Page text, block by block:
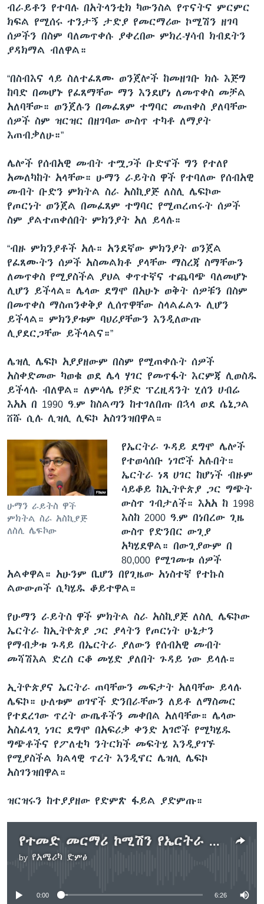
ብራይቶን የተባሉ በአትላንቲክ ካውንስል የጥናትና ምርምር
ክፍል የሚሰሩ ተንታኝ ታድያ የመርማሪው ኮሚሽን ዘገባ
ሰዎችን በስም ባለመጥቀሱ ያቀረበው ምክረ-ሃሳብ ክብደትን
ያዳክማል ብለዋል።
“በስብእና ላይ ስለተፈጸሙ ወንጀሎች ከመዘገቡ ክሱ እጅግ
ከባድ በመሆኑ የፈጸማቸው ማን እንደሆነ ለመጥቀስ መቻል
አለባቸው። ወንጀሉን በመፈጸም ተግባር መጠቀስ ያለባቸው
ሰዎች ስም ዝርዝር በዘገባው ውስጥ ተካቶ ለማያት
እጠብቃለሁ።”
ሌሎች የሰብአዊ መብት ተሟጋች ቡድኖች ግን የተለየ
አመለካከት አላቸው። ሁማን ራይትስ ዋች የተባለው የሰብአዊ
መብት ቡድን ምክትል ስራ አስኪያጅ ለስሊ ሌፍኮው
የጦርነት ወንጀል በመፈጸም ተግባር የሚጠረጠሩት ሰዎች
ስም ያልተጠቀሰበት ምክንያት አለ ይላሉ።
“ብዙ ምክንያቶች አሉ። አንደኛው ምክንያት ወንጀል
የፈጸሙትን ሰዎች አስመልክቶ ያላቸው ማስረጃ ስማቸውን
ለመጥቀስ የሚያስችል ያህል ቀጥተኛና ተጨባጭ ባለመሆኑ
ሊሆን ይችላል። ሌላው ደግሞ በአሁኑ ወቅት ሰዎቹን በስም
በመጥቀስ ማስጠንቀቅያ ሊሰጥዋቸው ስላልፈልጉ ሊሆን
ይችላል። ምክንያቱም ባህሪያቸውን እንዲለውጡ
ሊያደርጋቸው ይችላልና።”
ሌዝሊ ሌፍኮ አያያዘውም በስም የሚጠቀሱት ሰዎች
አስቀድመው ካወቁ ወደ ሌላ ሃገር የመጥፋት እርምጃ ሊወስዱ
ይችላሉ ብለዋል። ለምሳሌ የቻድ ፕረዚዳንት ሂሰን ሀብሬ
እአአ በ 1990 ዓ.ም ከስልጣን ከተገለበጡ በኋላ ወደ ሴኔጋል
ሸሹ ሲሉ ሊዝሊ ሊፍኮ አስገንዝበዋል።
ሁማን ራይትስ ዋች
ምክትል ስራ አስኪያጅ
ለስሊ ሌፍኮው
የኤርትራ ጉዳይ ደግሞ ሌሎች
የተወሳሰቡ ነገሮች አሉበት።
ኤርትራ ነጻ ሀገር ከሆነች ብዙም
ሳይቆይ ከኢትዮጵያ ጋር ግጭት
ውስጥ ገብታለች። እአአ ከ 1998
እስከ 2000 ዓ.ም በነበረው ጊዜ
ውስጥ የድንበር ውጊያ
አካሄደዋል። በውጊያውም በ
80,000 የሚገመቱ ሰዎች
አልቀዋል። አሁንም ቢሆን በየጊዜው አነስተኛ የተኩስ
ልውውጦች ሲካሄዱ ቆይተዋል።
የሁማን ራይትስ ዋች ምክትል ስራ አስኪያጅ ለስሊ ሌፍኮው
ኤርትራ ከኢትዮጵያ ጋር ያላትን የጦርነት ሁኔታን
የማብቃቱ ጉዳይ በኤርትራ ያለውን የሰብአዊ መብት
መሻሽእል ድረስ ርቆ መሄድ ያለበት ጉዳይ ነው ይላሉ።
ኢትዮጵያና ኤርትራ ጠባቸውን መፍታት አለባቸው ይላሉ
ሌፍኮ። ሁለቱም ወገኖች ድንበራቸውን ለይቶ ለማስመር
የተደረገው ጥረት ውጤቶችን መቀበል አለባቸው። ሌላው
አስፈላጊ ነገር ደግሞ በአፍሪቃ ቀንድ አገሮች የሚካሄዱ
ግጭቶችና የፖለቲካ ንትርክች መፍትሄ እንዲያገኙ
የሚያስችል ክልላዊ ጥረት እንዲኖር ሌዝሊ ሌፍኮ
አስገንዝበዋል።
ዝርዝሩን ከተያያዘው የድምጽ ፋይል ያድምጡ።
የተመድ መርማሪ ኮሚሽን የኤርትራ መሪዎች በአለምአቀፍ የወንጀል ችሎት ለፍርድ እንዲቀርቡ ጥሪ አቅርቧል
by የአሜሪካ ድምፅ
No media source currently available
0:00 6:26